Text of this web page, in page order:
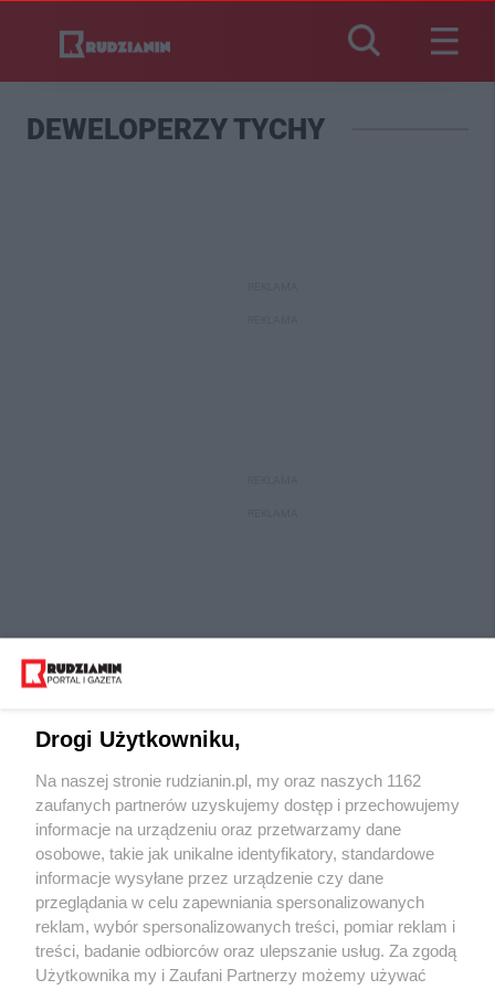
DEWELOPERZY TYCHY
Wydawca mediów lokalnych
Nie zapomnij
zapoznać się z:
polityką prywatności regulamin korzystania z portali
Twojemiasto Skontaktuj sięz nami
Drogi Użytkowniku,
Na naszej stronie rudzianin.pl, my oraz naszych 1162
zaufanych partnerów uzyskujemy dostęp i przechowujemy
informacje na urządzeniu oraz przetwarzamy dane
osobowe, takie jak unikalne identyfikatory, standardowe
informacje wysyłane przez urządzenie czy dane
przeglądania w celu zapewniania spersonalizowanych
reklam, wybór spersonalizowanych treści, pomiar reklam i
treści, badanie odbiorców oraz ulepszanie usług. Za zgodą
Użytkownika my i Zaufani Partnerzy możemy używać